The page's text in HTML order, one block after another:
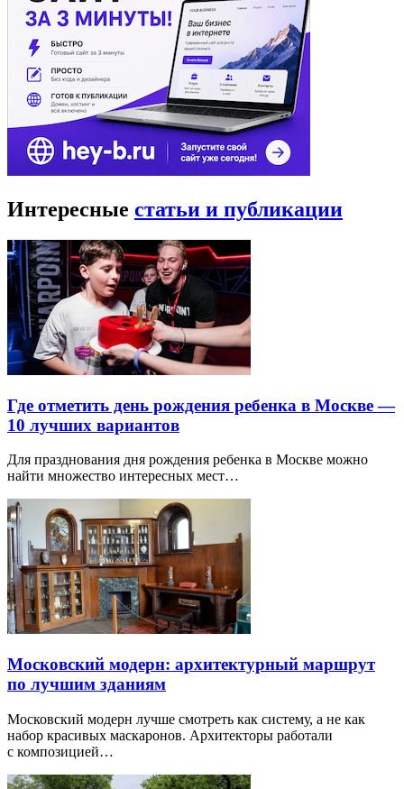
Интересные статьи и публикации
Где отметить день рождения ребенка в Москве —
10 лучших вариантов
Для празднования дня рождения ребенка в Москве можно
найти множество интересных мест…
Московский модерн: архитектурный маршрут
по лучшим зданиям
Московский модерн лучше смотреть как систему, а не как
набор красивых маскаронов. Архитекторы работали
с композицией…